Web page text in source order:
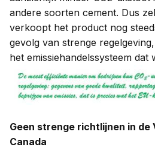
andere soorten cement. Dus
verkoopt het product nog
gevolg van strenge
het emissiehandelssysteem dat
Geen strenge richtlijnen in de
Canada